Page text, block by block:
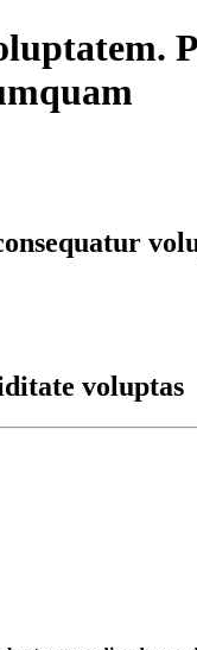
voluptas